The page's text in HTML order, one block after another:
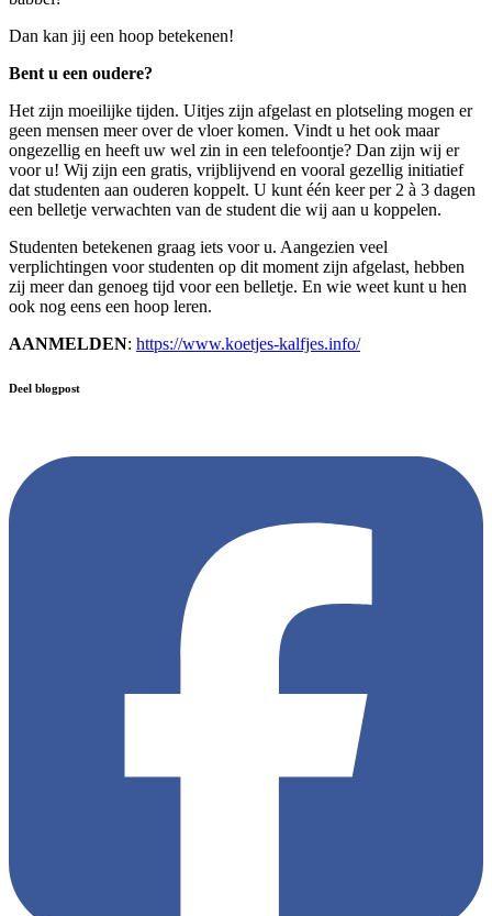
Dan kan jij een hoop betekenen!
Bent u een oudere?
Het zijn moeilijke tijden. Uitjes zijn afgelast en plotseling mogen er
geen mensen meer over de vloer komen. Vindt u het ook maar
ongezellig en heeft uw wel zin in een telefoontje? Dan zijn wij er
voor u! Wij zijn een gratis, vrijblijvend en vooral gezellig initiatief
dat studenten aan ouderen koppelt. U kunt één keer per 2 à 3 dagen
een belletje verwachten van de student die wij aan u koppelen.
Studenten betekenen graag iets voor u. Aangezien veel
verplichtingen voor studenten op dit moment zijn afgelast, hebben
zij meer dan genoeg tijd voor een belletje. En wie weet kunt u hen
ook nog eens een hoop leren.
AANMELDEN: https://www.koetjes-kalfjes.info/
Deel blogpost